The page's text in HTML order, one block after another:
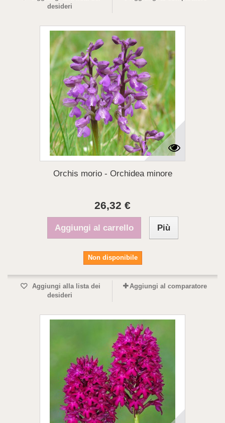
desideri
Orchis morio - Orchidea minore
26,32 €
Aggiungi al carrello Più
Non disponibile
Aggiungi alla lista dei
desideri
Aggiungi al comparatore